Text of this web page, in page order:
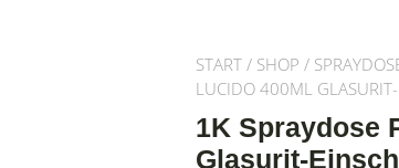
START / SHOP /
LUCIDO 400ML
1K Spraydose
Glasurit-